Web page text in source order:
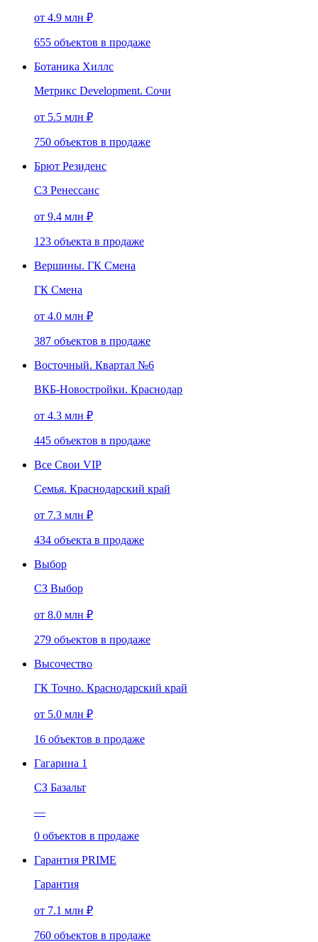
от 4.9 млн ₽
655 объектов в продаже
Ботаника Хиллс
Метрикс Development. Сочи
от 5.5 млн ₽
750 объектов в продаже
Брют Резиденс
СЗ Ренессанс
от 9.4 млн ₽
123 объекта в продаже
Вершины. ГК Смена
ГК Смена
от 4.0 млн ₽
387 объектов в продаже
Восточный. Квартал №6
ВКБ-Новостройки. Краснодар
от 4.3 млн ₽
445 объектов в продаже
Все Свои VIP
Семья. Краснодарский край
от 7.3 млн ₽
434 объекта в продаже
Выбор
СЗ Выбор
от 8.0 млн ₽
279 объектов в продаже
Высочество
ГК Точно. Краснодарский край
от 5.0 млн ₽
16 объектов в продаже
Гагарина 1
СЗ Базальт
—
0 объектов в продаже
Гарантия PRIME
Гарантия
от 7.1 млн ₽
760 объектов в продаже